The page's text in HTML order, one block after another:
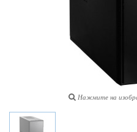
Нажмите на